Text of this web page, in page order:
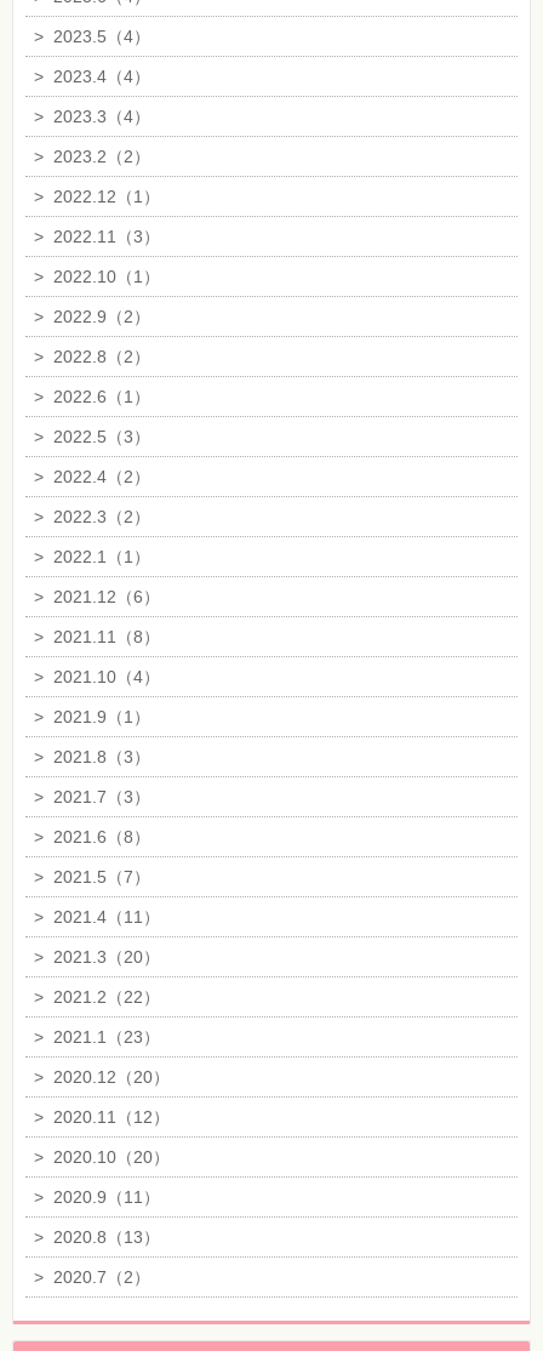
> 2023.5（4）
> 2023.4（4）
> 2023.3（4）
> 2023.2（2）
> 2022.12（1）
> 2022.11（3）
> 2022.10（1）
> 2022.9（2）
> 2022.8（2）
> 2022.6（1）
> 2022.5（3）
> 2022.4（2）
> 2022.3（2）
> 2022.1（1）
> 2021.12（6）
> 2021.11（8）
> 2021.10（4）
> 2021.9（1）
> 2021.8（3）
> 2021.7（3）
> 2021.6（8）
> 2021.5（7）
> 2021.4（11）
> 2021.3（20）
> 2021.2（22）
> 2021.1（23）
> 2020.12（20）
> 2020.11（12）
> 2020.10（20）
> 2020.9（11）
> 2020.8（13）
> 2020.7（2）